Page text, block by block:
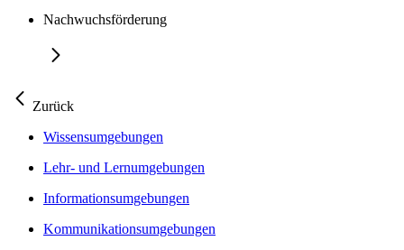
Nachwuchsförderung
Zurück
Wissensumgebungen
Lehr- und Lernumgebungen
Informationsumgebungen
Kommunikationsumgebungen